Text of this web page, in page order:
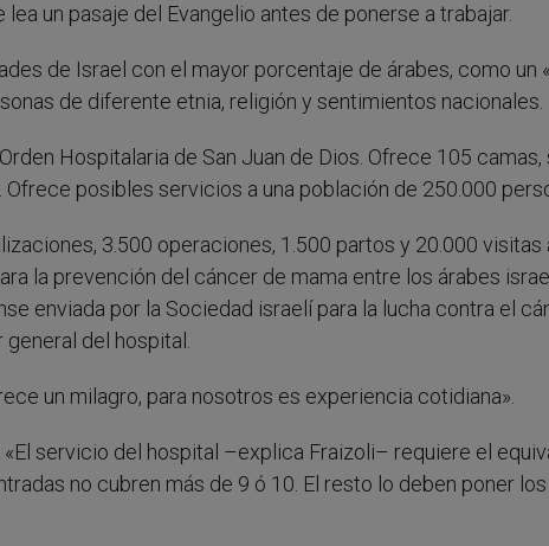
un pasaje del Evangelio antes de ponerse a trabajar.
de Israel con el mayor porcentaje de árabes, como un
de diferente etnia, religión y sentimientos nacionales.
Hospitalaria de San Juan de Dios. Ofrece 105
posibles servicios a una población de 250.000
3.500 operaciones, 1.500 partos y 20.000 visitas
la prevención del cáncer de mama entre los árabes
enviada por la Sociedad israelí para la lucha contra el
del hospital.
un milagro, para nosotros es experiencia cotidiana».
servicio del hospital –explica Fraizoli– requiere el
no cubren más de 9 ó 10. El resto lo deben poner